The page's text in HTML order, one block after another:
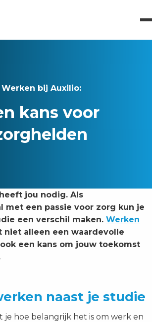
Werken bij Auxilio:
kans voor
jou nodig. Als
met een passie voor zorg kun je
een verschil maken. Werken
niet alleen een waardevolle
een kans om jouw toekomst
naast je studie
je hoe belangrijk het is om werk en